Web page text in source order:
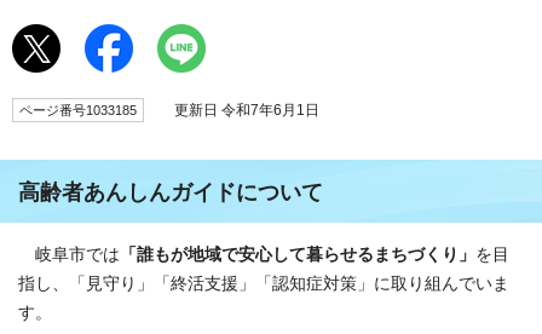
ページ番号1033185 更新日 令和7年6月1日
高齢者あんしんガイドについて
岐阜市では 「誰もが地域で安心して暮らせるまちづくり」 を目
指し、「見守り」「終活支援」「認知症対策」に取り組んでいま
す。